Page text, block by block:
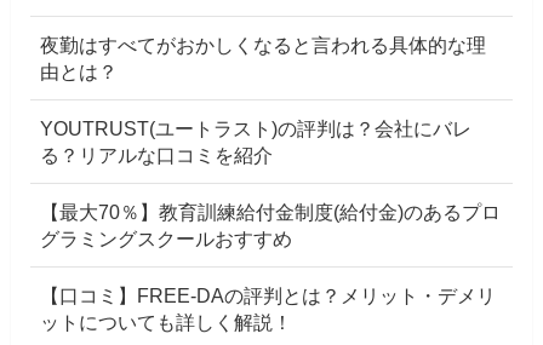
夜勤はすべてがおかしくなると言われる具体的な理
由とは？
YOUTRUST(ユートラスト)の評判は？会社にバレ
る？リアルな口コミを紹介
【最大70％】教育訓練給付金制度(給付金)のあるプロ
グラミングスクールおすすめ
【口コミ】FREE-DAの評判とは？メリット・デメリ
ットについても詳しく解説！